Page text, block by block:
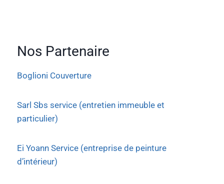
Nos Partenaire
Boglioni Couverture
Sarl Sbs service (entretien immeuble et
particulier)
Ei Yoann Service (entreprise de peinture
d’intérieur)